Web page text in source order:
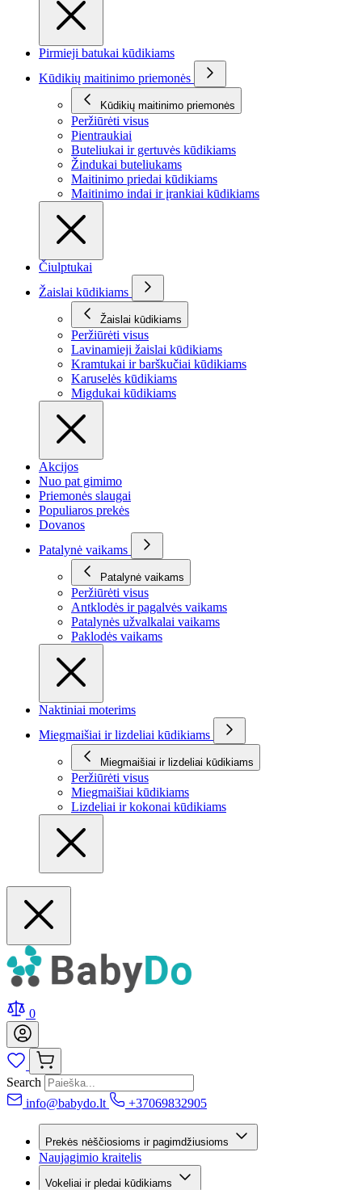
Pirmieji batukai kūdikiams
Kūdikių maitinimo priemonės
Kūdikių maitinimo priemonės
Peržiūrėti visus
Pientraukiai
Buteliukai ir gertuvės kūdikiams
Žindukai buteliukams
Maitinimo priedai kūdikiams
Maitinimo indai ir įrankiai kūdikiams
Čiulptukai
Žaislai kūdikiams
Žaislai kūdikiams
Peržiūrėti visus
Lavinamieji žaislai kūdikiams
Kramtukai ir barškučiai kūdikiams
Karuselės kūdikiams
Migdukai kūdikiams
Akcijos
Nuo pat gimimo
Priemonės slaugai
Populiaros prekės
Dovanos
Patalynė vaikams
Patalynė vaikams
Peržiūrėti visus
Antklodės ir pagalvės vaikams
Patalynės užvalkalai vaikams
Paklodės vaikams
Naktiniai moterims
Miegmaišiai ir lizdeliai kūdikiams
Miegmaišiai ir lizdeliai kūdikiams
Peržiūrėti visus
Miegmaišiai kūdikiams
Lizdeliai ir kokonai kūdikiams
0
Search
info@babydo.lt
+37069832905
Prekės nėščiosioms ir pagimdžiusioms
Naujagimio kraitelis
Vokeliai ir pledai kūdikiams